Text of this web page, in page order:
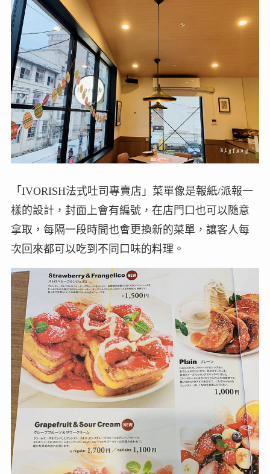
「IVORISH法式吐司專賣店」菜單像是報紙/派報一
樣的設計，封面上會有編號，在店門口也可以隨意
拿取，每隔一段時間也會更換新的菜單，讓客人每
次回來都可以吃到不同口味的料理。